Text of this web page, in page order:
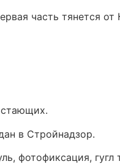
часть тянется
в Стройнадзор.
фотофиксация,